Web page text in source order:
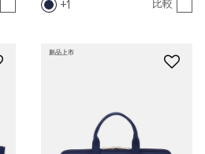
1 比較
新品上市